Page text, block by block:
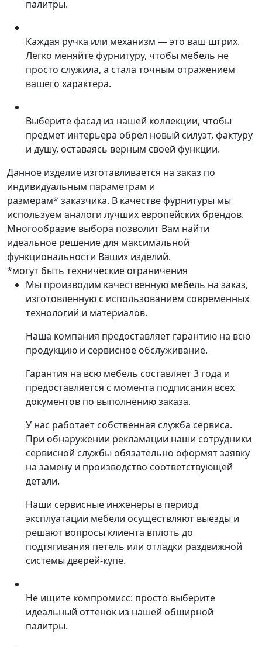
палитры.
Каждая ручка или механизм — это ваш штрих.
Легко меняйте фурнитуру, чтобы мебель не
просто служила, а стала точным отражением
вашего характера.
Выберите фасад из нашей коллекции, чтобы
предмет интерьера обрёл новый силуэт, фактуру
и душу, оставаясь верным своей функции.
Данное изделие изготавливается на заказ по
индивидуальным параметрам и
размерам* заказчика. В качестве фурнитуры мы
используем аналоги лучших европейских брендов.
Многообразие выбора позволит Вам найти
идеальное решение для максимальной
функциональности Ваших изделий.
*могут быть технические ограничения
Мы производим качественную мебель на заказ,
изготовленную с использованием современных
технологий и материалов.
Наша компания предоставляет гарантию на всю
продукцию и сервисное обслуживание.
Гарантия на всю мебель составляет 3 года и
предоставляется с момента подписания всех
документов по выполнению заказа.
У нас работает собственная служба сервиса.
При обнаружении рекламации наши сотрудники
сервисной службы обязательно оформят заявку
на замену и производство соответствующей
детали.
Наши сервисные инженеры в период
эксплуатации мебели осуществляют выезды и
решают вопросы клиента вплоть до
подтягивания петель или отладки раздвижной
системы дверей-купе.
Не ищите компромисс: просто выберите
идеальный оттенок из нашей обширной
палитры.